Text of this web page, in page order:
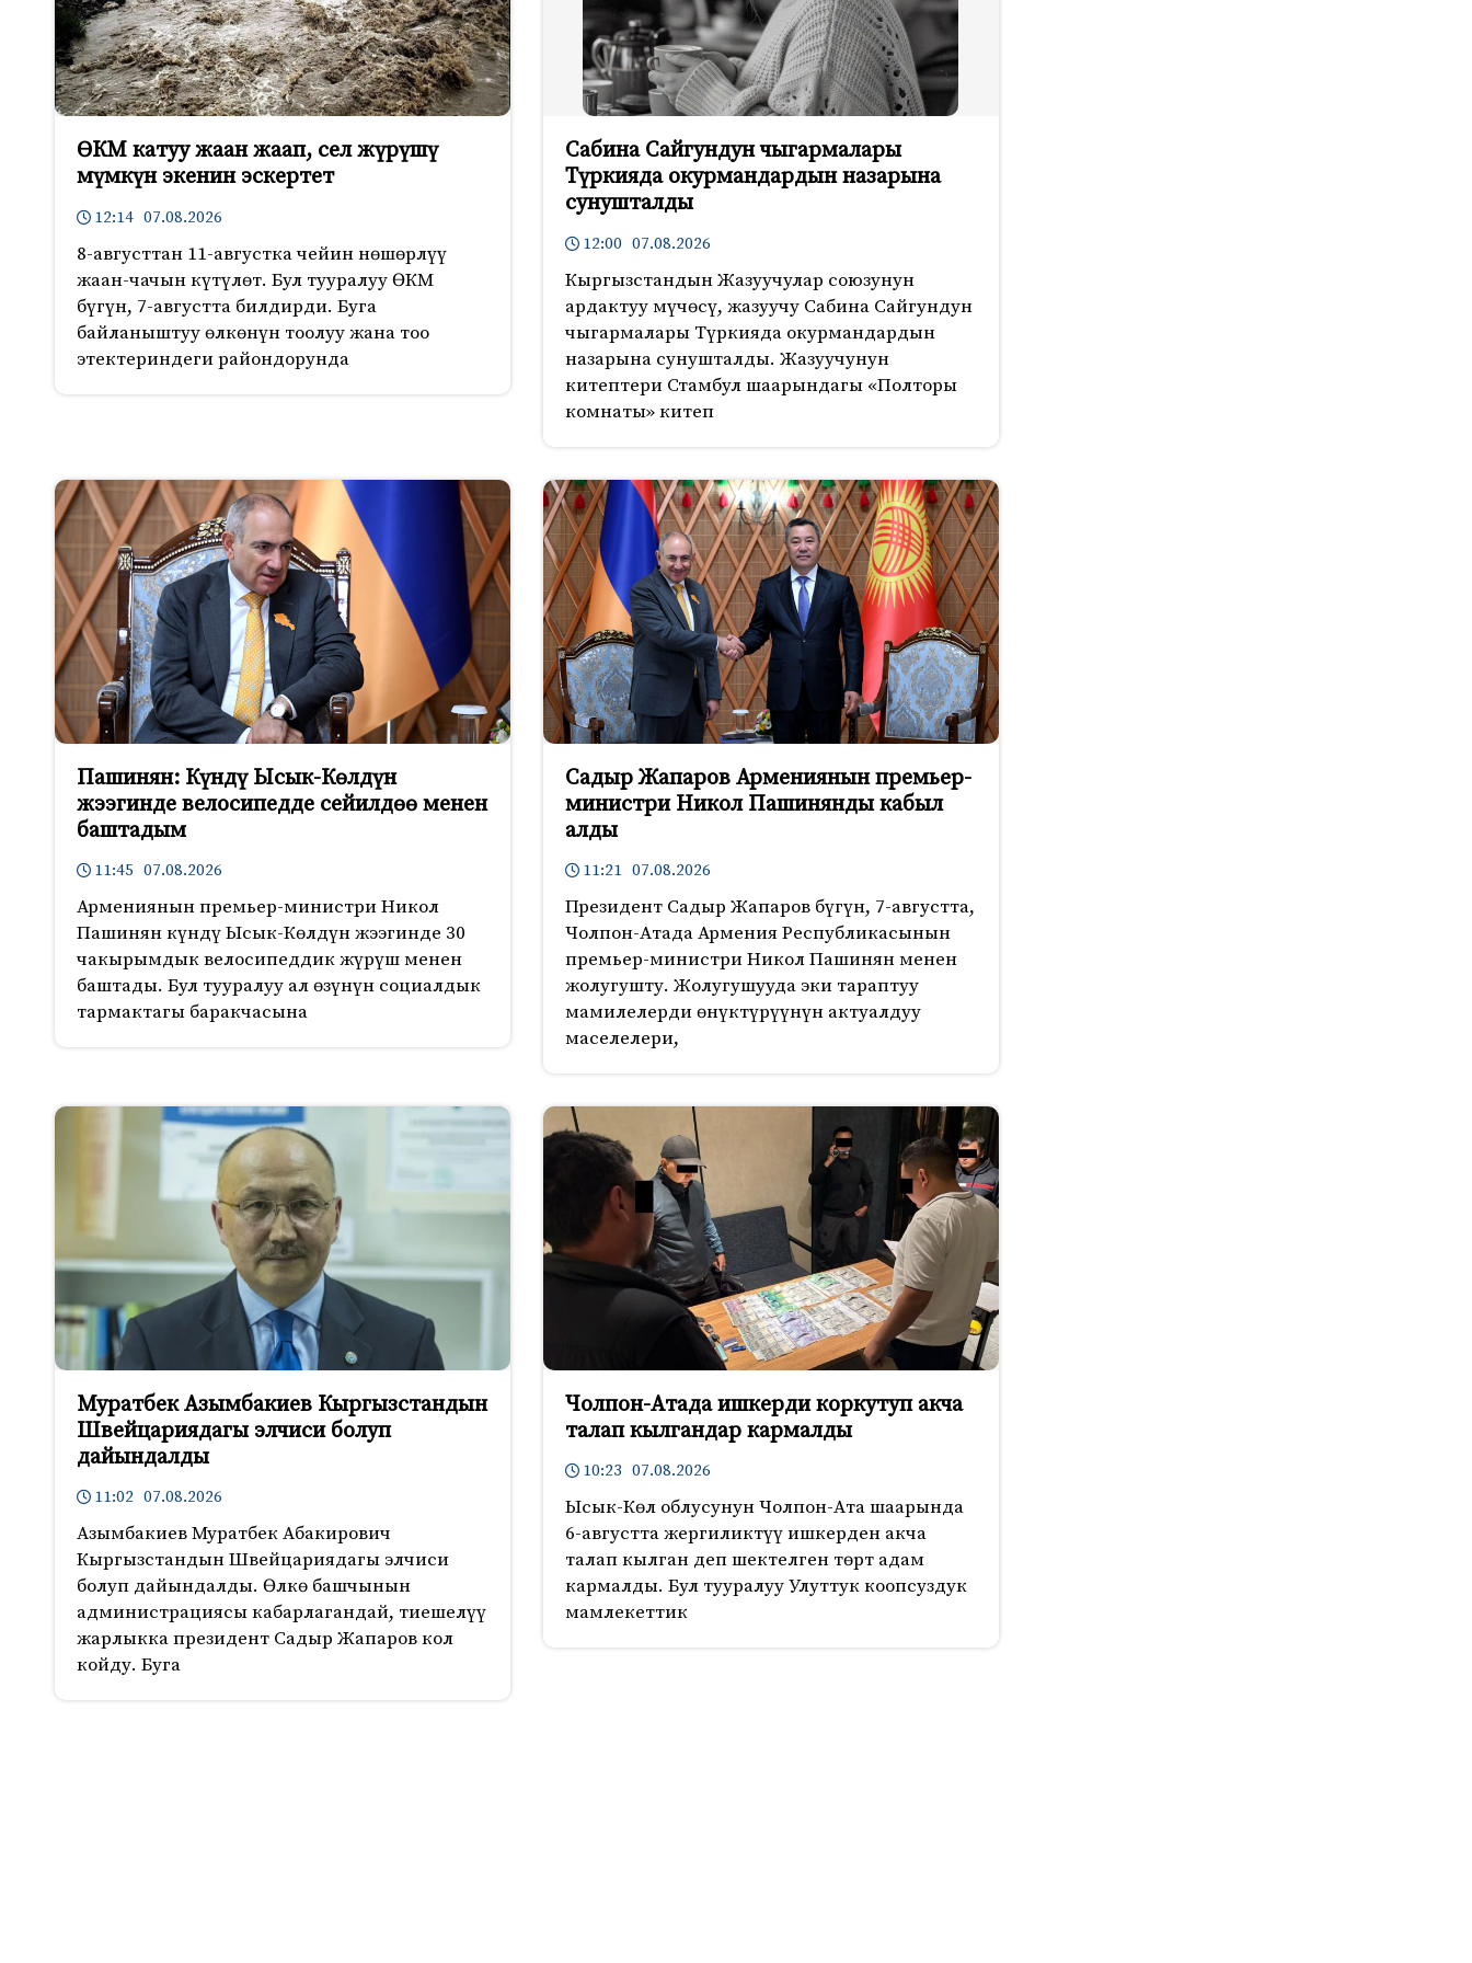
ӨКМ катуу жаан жаап, сел жүрүшү
мүмкүн экенин эскертет
12:14 07.08.2026
8-августтан 11-августка чейин нөшөрлүү
жаан-чачын күтүлөт. Бул тууралуу ӨКМ
бүгүн, 7-августта билдирди. Буга
байланыштуу өлкөнүн тоолуу жана тоо
этектериндеги райондорунда
Сабина Сайгундун чыгармалары
Түркияда окурмандардын назарына
сунушталды
12:00 07.08.2026
Кыргызстандын Жазуучулар союзунун
ардактуу мүчөсү, жазуучу Сабина Сайгундун
чыгармалары Түркияда окурмандардын
назарына сунушталды. Жазуучунун
китептери Стамбул шаарындагы «Полторы
комнаты» китеп
Пашинян: Күндү Ысык-Көлдүн
жээгинде велосипедде сейилдөө менен
баштадым
11:45 07.08.2026
Армениянын премьер-министри Никол
Пашинян күндү Ысык-Көлдүн жээгинде 30
чакырымдык велосипеддик жүрүш менен
баштады. Бул тууралуу ал өзүнүн социалдык
тармактагы баракчасына
Садыр Жапаров Армениянын премьер-
министри Никол Пашинянды кабыл
алды
11:21 07.08.2026
Президент Садыр Жапаров бүгүн, 7-августта,
Чолпон-Атада Армения Республикасынын
премьер-министри Никол Пашинян менен
жолугушту. Жолугушууда эки тараптуу
мамилелерди өнүктүрүүнүн актуалдуу
маселелери,
Муратбек Азымбакиев Кыргызстандын
Швейцариядагы элчиси болуп
дайындалды
11:02 07.08.2026
Азымбакиев Муратбек Абакирович
Кыргызстандын Швейцариядагы элчиси
болуп дайындалды. Өлкө башчынын
администрациясы кабарлагандай, тиешелүү
жарлыкка президент Садыр Жапаров кол
койду. Буга
Чолпон-Атада ишкерди коркутуп акча
талап кылгандар кармалды
10:23 07.08.2026
Ысык-Көл облусунун Чолпон-Ата шаарында
6-августта жергиликтүү ишкерден акча
талап кылган деп шектелген төрт адам
кармалды. Бул тууралуу Улуттук коопсуздук
мамлекеттик